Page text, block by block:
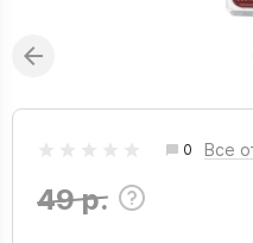
0 Все
49 р.